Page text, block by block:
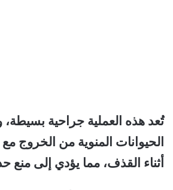
تُعد هذه العملية جراحية
الحيوانات المنوية من الخروج
أثناء القذف، مما يؤدي إلى